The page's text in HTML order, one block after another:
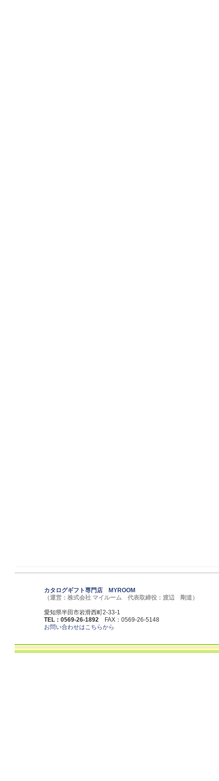
カタログギフト専門店 MYROOM
（運営：株式会社 マイルーム 代表取締役：渡辺 剛道）
愛知県半田市岩滑西町2-33-1
TEL：0569-26-1892 FAX：0569-26-5148
お問い合わせはこちらから